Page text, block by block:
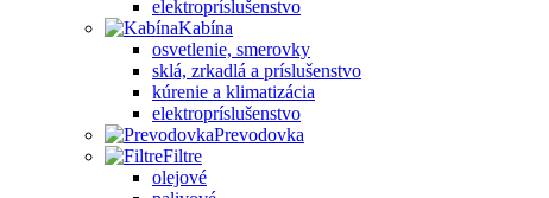
elektropríslušenstvo
Kabína
osvetlenie, smerovky
sklá, zrkadlá a príslušenstvo
kúrenie a klimatizácia
elektropríslušenstvo
Prevodovka
Filtre
olejové